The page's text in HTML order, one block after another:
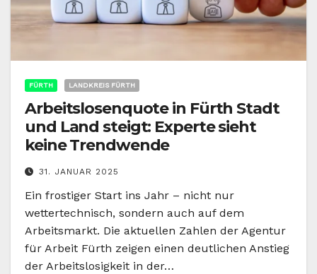
FÜRTH LANDKREIS FÜRTH
Arbeitslosenquote in Fürth Stadt
und Land steigt: Experte sieht
keine Trendwende
31. JANUAR 2025
Ein frostiger Start ins Jahr – nicht nur
wettertechnisch, sondern auch auf dem
Arbeitsmarkt. Die aktuellen Zahlen der Agentur
für Arbeit Fürth zeigen einen deutlichen Anstieg
der Arbeitslosigkeit in der…